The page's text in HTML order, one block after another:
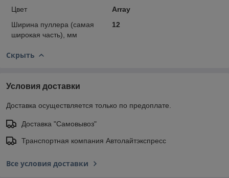
Цвет
Array
Ширина пуллера (самая
широкая часть), мм
12
Скрыть
Условия доставки
Доставка осуществляется только по предоплате.
Доставка "Самовывоз"
Транспортная компания Автолайтэкспресс
Все условия доставки